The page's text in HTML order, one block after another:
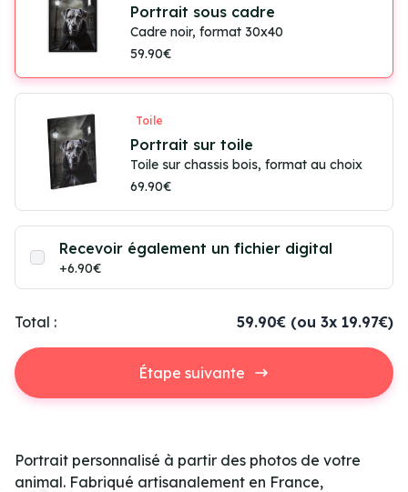
Portrait personnalisé à partir des photos de votre
animal. Fabriqué artisanalement en France,
Portrait sous cadre
Cadre noir, format 30x40
59.90€
Toile
Portrait sur toile
Toile sur chassis bois, format au choix
69.90€
Recevoir également un fichier digital
+6.90€
Total : 59.90€ (ou 3x 19.97€)
Étape suivante